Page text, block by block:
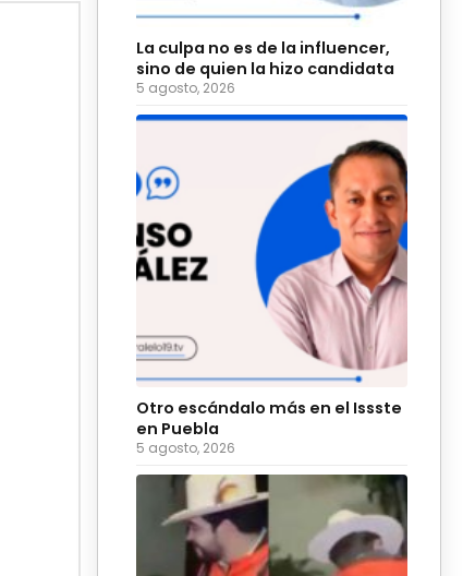
La culpa no es de la influencer,
sino de quien la hizo candidata
5 agosto, 2026
Otro escándalo más en el Issste
en Puebla
5 agosto, 2026